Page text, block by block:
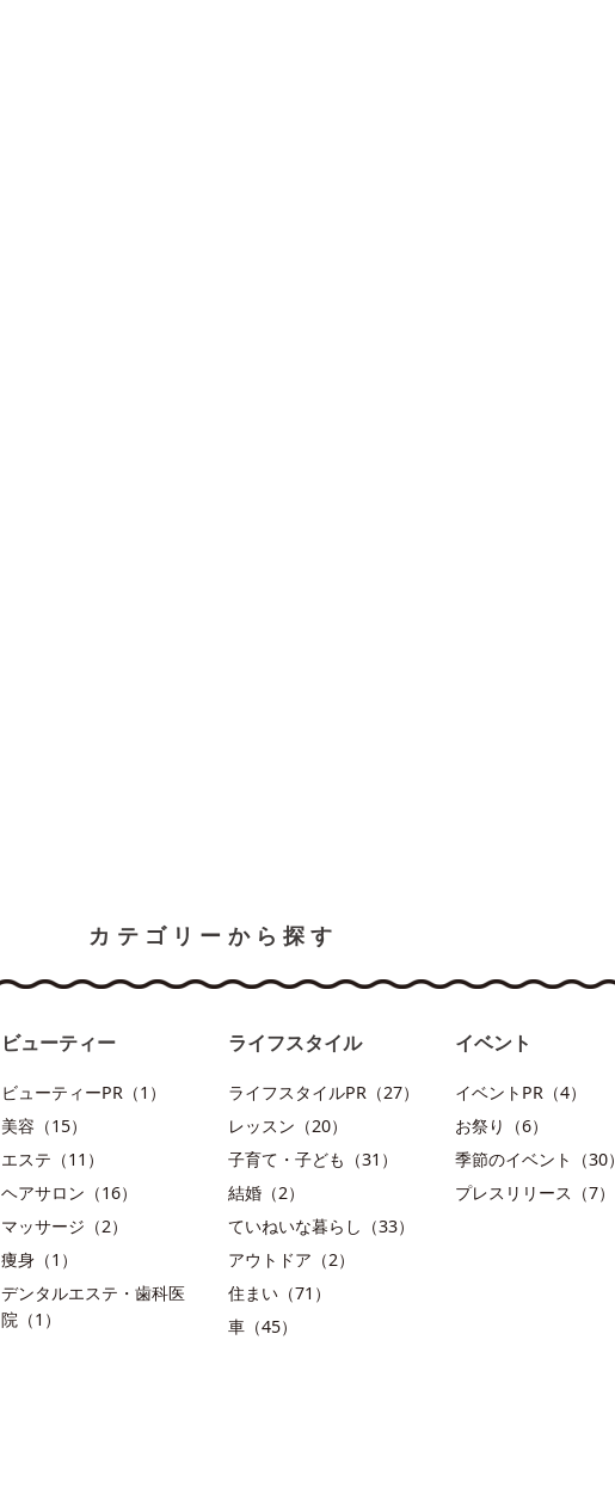
カテゴリーから探す
ビューティー
ビューティーPR（1）
美容（15）
エステ（11）
ヘアサロン（16）
マッサージ（2）
痩身（1）
デンタルエステ・歯科医
院（1）
ライフスタイル
ライフスタイルPR（27）
レッスン（20）
子育て・子ども（31）
結婚（2）
ていねいな暮らし（33）
アウトドア（2）
住まい（71）
車（45）
イベント
イベントPR（4）
お祭り（6）
季節のイベント（30）
プレスリリース（7）